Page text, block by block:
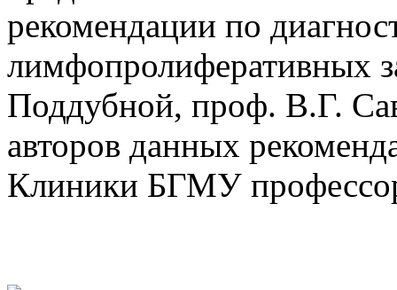
рекомендации по
лимфопролиферативных
Поддубной, проф. В.Г.
авторов данных
Клиники БГМУ